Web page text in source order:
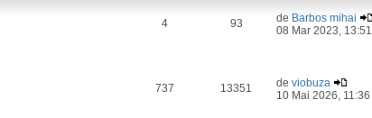
4 93 de Barbos mihai
08 Mar 2023, 13:51
737 13351 deviobuza
10 Mai 2026, 11:36